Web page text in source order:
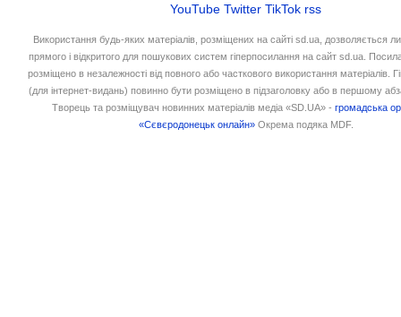
YouTube Twitter TikTok rss
Використання будь-яких матеріалів, розміщених на сайті sd.ua, дозволяється
прямого і відкритого для пошукових систем гіперпосилання на сайт sd.ua.
розміщено в незалежності від повного або часткового використання матеріалів.
(для інтернет-видань) повинно бути розміщено в підзаголовку або в першому
Творець та розміщувач новинних матеріалів медіа «SD.UA» -громадська
«Сєвєродонецьк онлайн» Окрема подяка MDF.